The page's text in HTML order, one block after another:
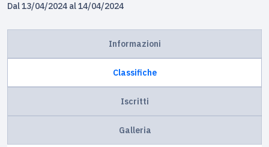
Dal 13/04/2024 al 14/04/2024
Informazioni
Classifiche
Iscritti
Galleria